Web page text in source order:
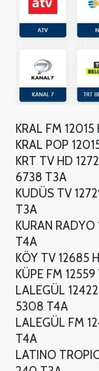
KRAL FM
KRAL POP
KRT TV HD
6738 T3A
KUDÜS TV
T3A
KURAN
T4A
KÖY TV 12685
KÜPE FM
LALEGÜL
5308 T4A
LALEGÜL FM
T4A
LATINO